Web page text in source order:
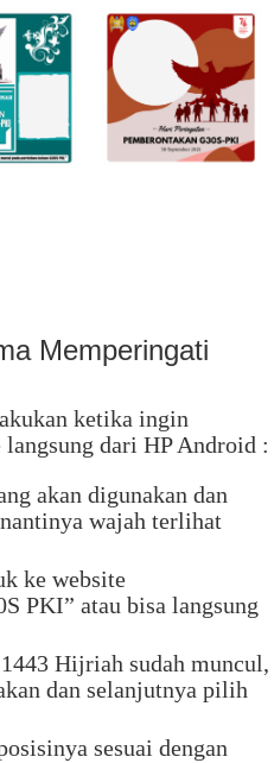
Memperingati
ketika ingin
dari HP Android :
akan digunakan dan
wajah terlihat
ke website
PKI” atau bisa langsung
Hijriah sudah muncul,
dan selanjutnya pilih
sesuai dengan